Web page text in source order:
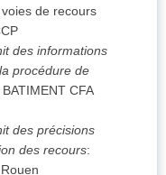
de recours
des informations
procédure de
BATIMENT CFA
des précisions
des recours: